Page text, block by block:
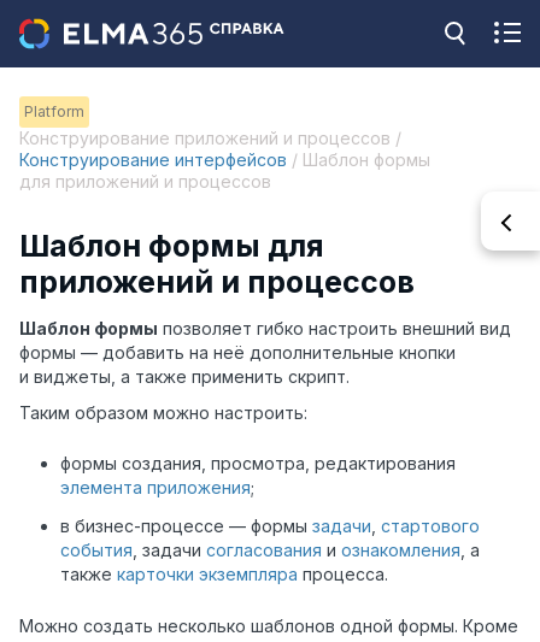
Platform
Конструирование приложений и процессов /
Конструирование интерфейсов / Шаблон формы
для приложений и процессов
Шаблон формы для
приложений и процессов
Шаблон формы позволяет гибко настроить внешний вид
формы — добавить на неё дополнительные кнопки
и виджеты, а также применить скрипт.
Таким образом можно настроить:
формы создания, просмотра, редактирования
элемента приложения;
в бизнес-процессе — формы задачи, стартового
события, задачи согласования и ознакомления, а
также карточки экземпляра процесса.
Можно создать несколько шаблонов одной формы. Кроме